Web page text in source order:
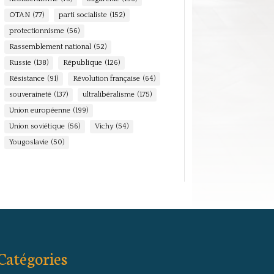
OTAN (77) parti socialiste (152)
protectionnisme (56)
Rassemblement national (52)
Russie (138) République (126)
Résistance (91) Révolution française (64)
souveraineté (137) ultralibéralisme (175)
Union européenne (199)
Union soviétique (56) Vichy (54)
Yougoslavie (50)